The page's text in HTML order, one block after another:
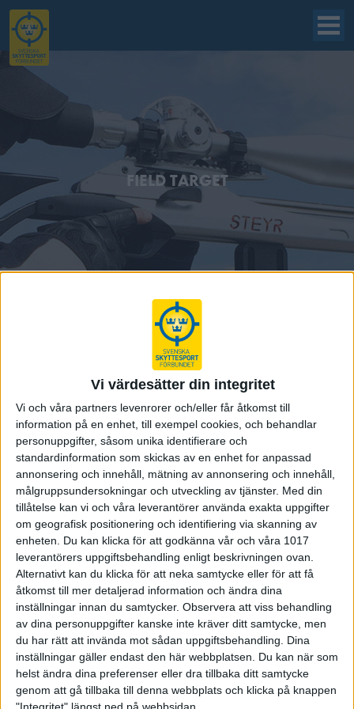
Vi värdesätter din integritet
Vi och våra partners levenrorer och/eller får åtkomst till
information på en enhet, till exempel cookies, och behandlar
personuppgifter, såsom unika identifierare och
standardinformation som skickas av en enhet for anpassad
annonsering och innehåll, mätning av annonsering och innehåll,
målgruppsundersokningar och utveckling av tjänster. Med din
tillåtelse kan vi och våra leverantörer använda exakta uppgifter
om geografisk positionering och identifiering via skanning av
enheten. Du kan klicka för att godkänna vår och våra 1017
leverantörers uppgiftsbehandling enligt beskrivningen ovan.
Alternativt kan du klicka för att neka samtycke eller för att få
åtkomst till mer detaljerad information och ändra dina
inställningar innan du samtycker. Observera att viss behandling
av dina personuppgifter kanske inte kräver ditt samtycke, men
du har rätt att invända mot sådan uppgiftsbehandling. Dina
inställningar gäller endast den här webbplatsen. Du kan när som
helst ändra dina preferenser eller dra tillbaka ditt samtycke
genom att gå tillbaka till denna webbplats och klicka på knappen
"Integritet" längst ned på webbsidan.
FIELD TARGET
/ Field target/Tävlingsverksamhet
Startsida Field target
Tävlingsverksamhet
Arrangera tävling
Regler - grenspecifika
Senast uppdaterad:24-11-28avRichard Gardt
ShareFacebook
TwitterEmailPrint